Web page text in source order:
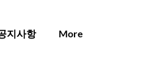
지사항 More